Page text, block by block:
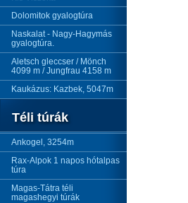
Dolomitok gyalogtúra
Naskalat - Nagy-Hagymás
gyalogtúra.
Aletsch gleccser / Mönch
4099 m / Jungfrau 4158 m
Kaukázus: Kazbek, 5047m
Téli túrák
Ankogel, 3254m
Rax-Alpok 1 napos hótalpas
túra
Magas-Tátra téli
magashegyi túrák